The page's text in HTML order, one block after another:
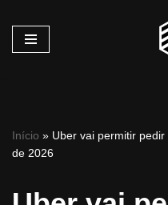
Pular
Início » Uber vai permitir
de 2026